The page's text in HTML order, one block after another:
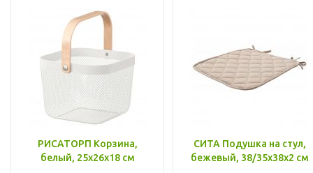
РИСАТОРП Корзина,
белый, 25x26x18 см
СИТА Подушка на стул,
бежевый, 38/35x38x2 см